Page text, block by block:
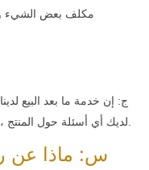
مكلف بعض الشيء
ج: إن خدمة ما بعد البيع
س: ماذا عن